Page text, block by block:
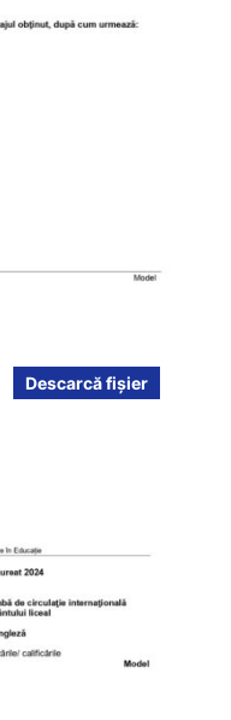
Descarcă fișier